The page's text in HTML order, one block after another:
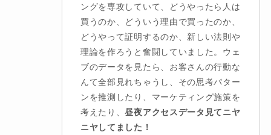
ングを専攻していて、どうやったら人は
買うのか、どういう理由で買ったのか、
どうやって証明するのか、新しい法則や
理論を作ろうと奮闘していました。ウェ
ブのデータを見たら、お客さんの行動な
んて全部見れちゃうし、その思考パター
ンを推測したり、マーケティング施策を
考えたり、昼夜アクセスデータ見てニヤ
ニヤしてました！